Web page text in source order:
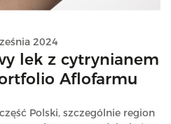
2024
lek z cytrynianem
Aflofarmu
Polski, szczególnie region